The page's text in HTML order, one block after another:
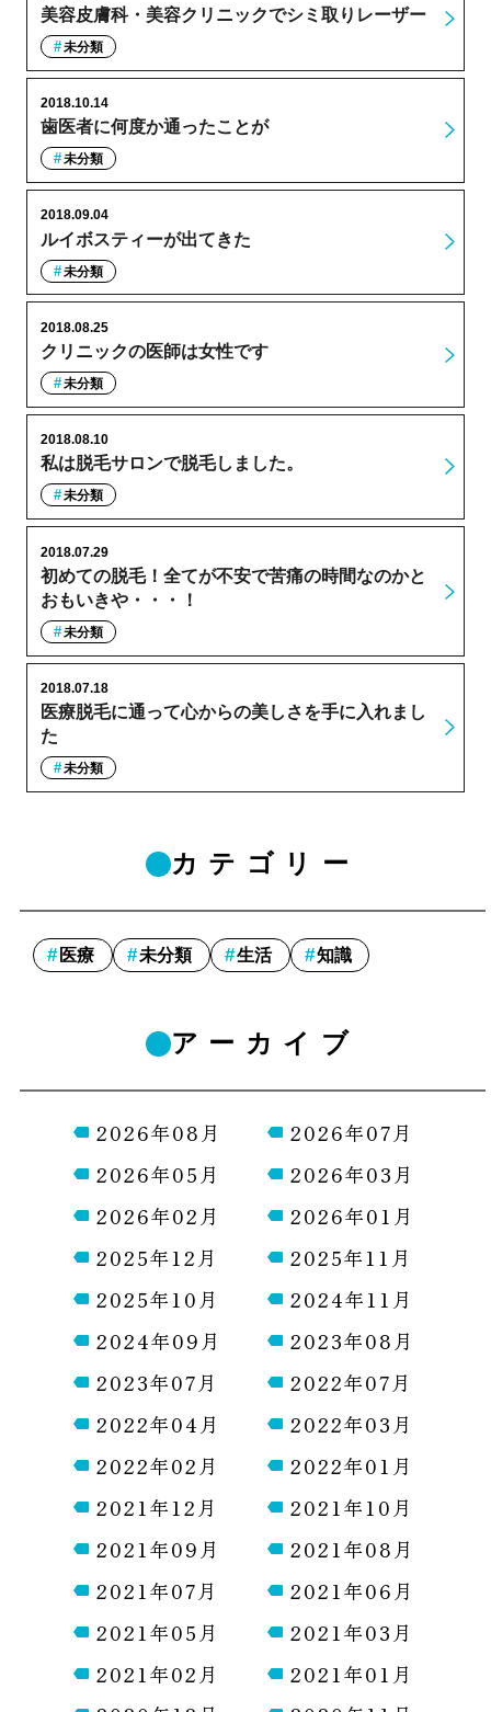
美容皮膚科・美容クリニックでシミ取りレーザー
未分類
歯医者に何度か通ったことが
2018.10.14
未分類
ルイボスティーが出てきた
2018.09.04
未分類
クリニックの医師は女性です
2018.08.25
未分類
私は脱毛サロンで脱毛しました。
2018.08.10
未分類
初めての脱毛！全てが不安で苦痛の時間なのかと
おもいきや・・・！
2018.07.29
未分類
医療脱毛に通って心からの美しさを手に入れまし
た
2018.07.18
未分類
カテゴリー
医療 未分類 生活 知識
アーカイブ
2026年08月
2026年07月
2026年05月
2026年03月
2026年02月
2026年01月
2025年12月
2025年11月
2025年10月
2024年11月
2024年09月
2023年08月
2023年07月
2022年07月
2022年04月
2022年03月
2022年02月
2022年01月
2021年12月
2021年10月
2021年09月
2021年08月
2021年07月
2021年06月
2021年05月
2021年03月
2021年02月
2021年01月